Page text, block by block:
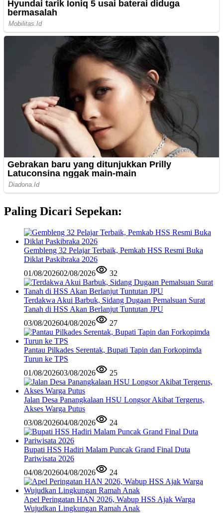
Paling Dicari Sepekan:
Gembleng 32 Pelajar Terbaik, Pemkab HSS Resmi Buka
Diklat Paskibraka 2026
01/08/202602/08/2026 32
Terdakwa Akui Barbuk, Sidang Dugaan Pemalsuan Surat
Tanah di HSS Akan Berlanjut Tuntutan JPU
03/08/202604/08/2026 27
Pantau Pilkades Serentak, Bupati Tapin dan Forkopimda
Turun ke TPS
01/08/202603/08/2026 25
Jalan Desa Panangkalaan HSU Longsor Akibat Tergerus,
Akses Warga Putus
03/08/202604/08/2026 24
Bupati HSS Hadiri Malam Puncak Grand Final Duta
Pariwisata 2026
04/08/202604/08/2026 24
Apel Peringatan HAN 2026, Wabup HSS Ajak Warga
Wujudkan Lingkungan Ramah Anak